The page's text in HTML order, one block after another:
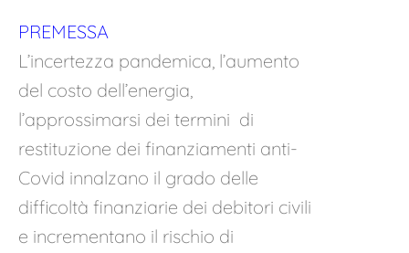
PREMESSA
L’incertezza pandemica, l’aumento
del costo dell’energia,
l’approssimarsi dei termini di
restituzione dei finanziamenti anti-
Covid innalzano il grado delle
difficoltà finanziarie dei debitori civili
e incrementano il rischio di